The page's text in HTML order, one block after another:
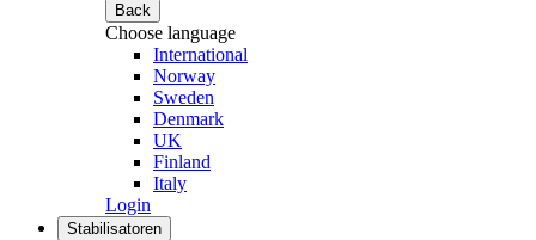
Back
Choose language
International
Norway
Sweden
Denmark
UK
Finland
Italy
Login
Stabilisatoren